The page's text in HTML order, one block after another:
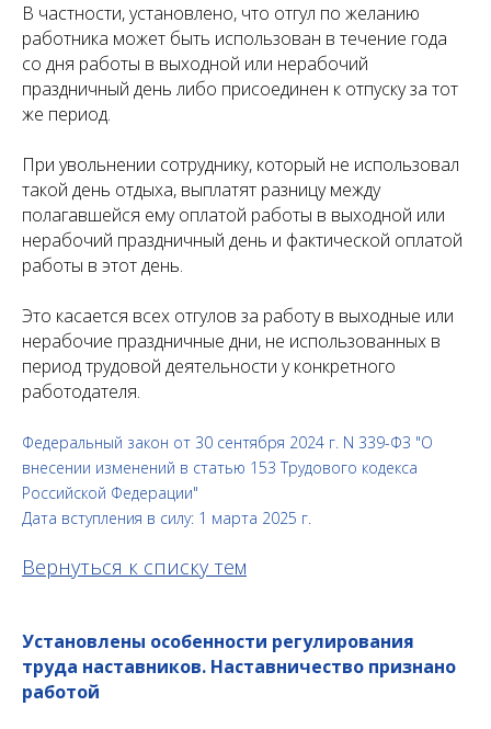
В частности, установлено, что отгул по желанию
работника может быть использован в течение года
со дня работы в выходной или нерабочий
праздничный день либо присоединен к отпуску за тот
же период.
При увольнении сотруднику, который не использовал
такой день отдыха, выплатят разницу между
полагавшейся ему оплатой работы в выходной или
нерабочий праздничный день и фактической оплатой
работы в этот день.
Это касается всех отгулов за работу в выходные или
нерабочие праздничные дни, не использованных в
период трудовой деятельности у конкретного
работодателя.
Федеральный закон от 30 сентября 2024 г. N 339-ФЗ "О
внесении изменений в статью 153 Трудового кодекса
Российской Федерации"
Дата вступления в силу: 1 марта 2025 г.
Вернуться к списку тем
Установлены особенности регулирования
труда наставников. Наставничество признано
работой